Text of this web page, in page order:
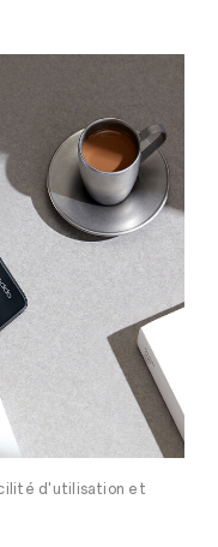
d'utilisation et